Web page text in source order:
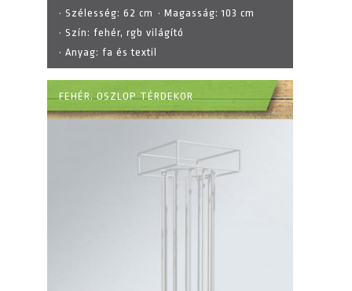
· Szélesség: 62 cm · Magasság:103 cm
· Szín: fehér, rgb világító
· Anyag: fa és textil
FEHÉR. OSZLOP TÉRDEKOR